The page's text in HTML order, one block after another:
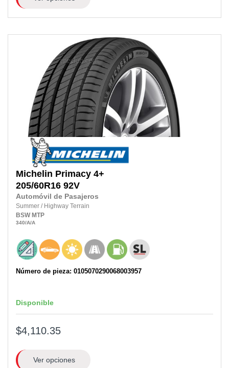
Michelin Primacy 4+
205/60R16 92V
Automóvil de Pasajeros
Summer / Highway Terrain
BSW MTP
340/A/A
Número de pieza: 0105070290068003957
Disponible
$4,110.35
Ver opciones